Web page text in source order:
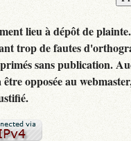
lieu à dépôt de
trop de fautes
sans publication.
opposée au